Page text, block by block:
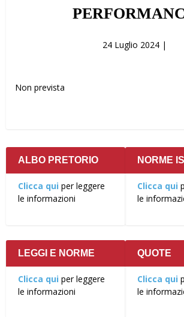
24 Luglio 2024 |
Non prevista
ALBO PRETORIO
Clicca qui per leggere
le informazioni
NORME
Clicca qui
le
LEGGI E NORME
Clicca qui per leggere
le informazioni
QUOTE
Clicca qui
le